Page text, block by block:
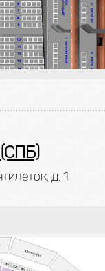
д. 1